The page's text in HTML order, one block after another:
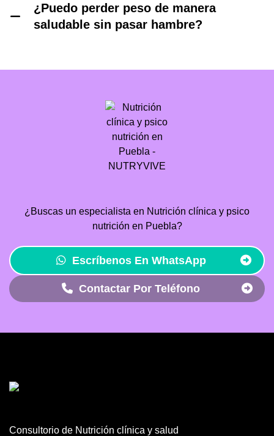
¿Puedo perder peso de manera
saludable sin pasar hambre?
¿Buscas un especialista en Nutrición clínica y psico
nutrición en Puebla?
Escríbenos En WhatsApp
Contactar Por Teléfono
Consultorio de Nutrición clínica y salud